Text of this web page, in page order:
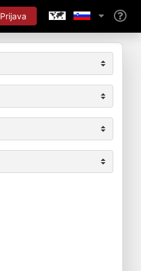
Prijava